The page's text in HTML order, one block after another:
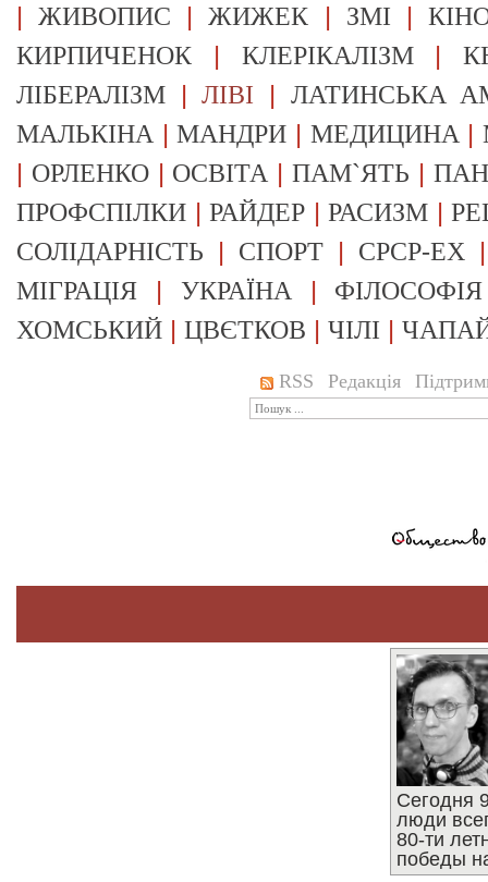
|ЖИВОПИС |ЖИЖЕК | ЗМІ |
КИРПИЧЕНОК | КЛЕРІКАЛІЗМ|
ЛІБЕРАЛІЗМ |ЛІВІ | ЛАТИНСЬКА
МАЛЬКІНА |МАНДРИ | МЕДИЦИНА |
| ОРЛЕНКО| ОСВІТА |ПАМ`ЯТЬ |
ПРОФСПІЛКИ |РАЙДЕР |РАСИЗМ |
СОЛІДАРНІСТЬ | СПОРТ | СРСР-EX
МІГРАЦІЯ | УКРАЇНА | ФІЛОСОФІЯ
ХОМСЬКИЙ | ЦВЄТКОВ | ЧІЛІ |
RSS Редакція
Сегодня
люди
80-ти
победы